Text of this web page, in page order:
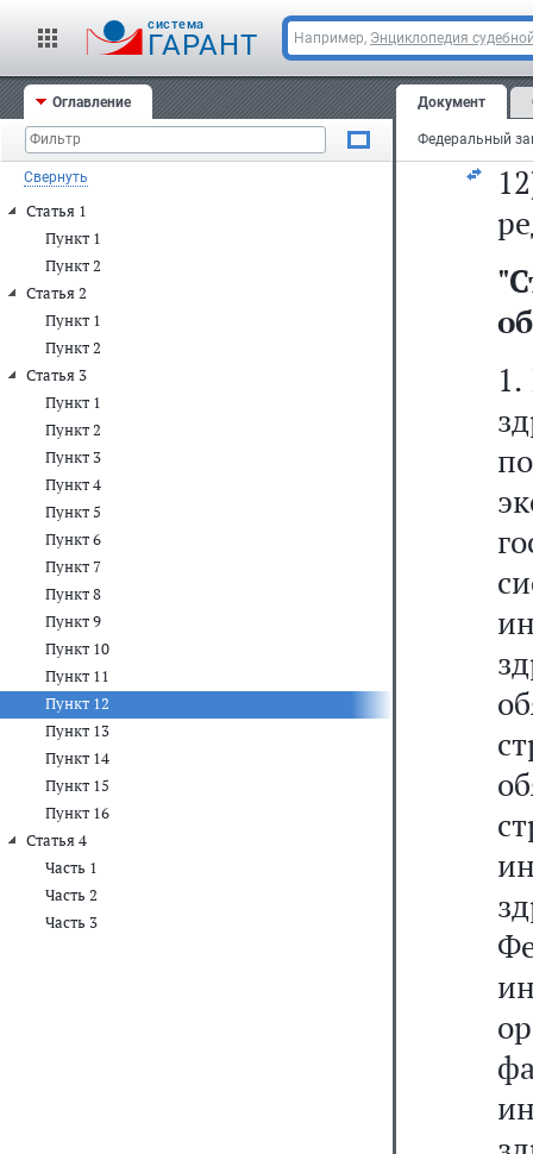
cистема
ГАРАНТ Например, Энциклопедия
Оглавление
Свернуть
Статья 1
Пункт 1
Пункт 2
Статья 2
Пункт 1
Пункт 2
Статья 3
Пункт 1
Пункт 2
Пункт 3
Пункт 4
Пункт 5
Пункт 6
Пункт 7
Пункт 8
Пункт 9
Пункт 10
Пункт 11
Пункт 12
Пункт 13
Пункт 14
Пункт 15
Пункт 16
Статья 4
Часть 1
Часть 2
Часть 3
Документ
"